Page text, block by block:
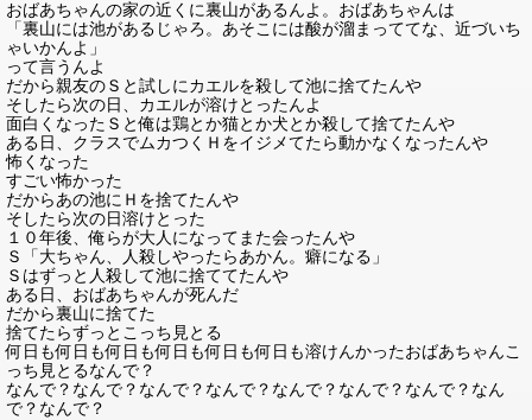
おばあちゃんの家の近くに裏山があるんよ。おばあちゃんは
「裏山には池があるじゃろ。あそこには酸が溜まっててな、近づいち
ゃいかんよ」
って言うんよ
だから親友のＳと試しにカエルを殺して池に捨てたんや
そしたら次の日、カエルが溶けとったんよ
面白くなったＳと俺は鶏とか猫とか犬とか殺して捨てたんや
ある日、クラスでムカつくＨをイジメてたら動かなくなったんや
怖くなった
すごい怖かった
だからあの池にＨを捨てたんや
そしたら次の日溶けとった
１０年後、俺らが大人になってまた会ったんや
Ｓ「大ちゃん、人殺しやったらあかん。癖になる」
Ｓはずっと人殺して池に捨ててたんや
ある日、おばあちゃんが死んだ
だから裏山に捨てた
捨てたらずっとこっち見とる
何日も何日も何日も何日も何日も何日も溶けんかったおばあちゃんこ
っち見とるなんで？
なんで？なんで？なんで？なんで？なんで？なんで？なんで？なん
で？なんで？